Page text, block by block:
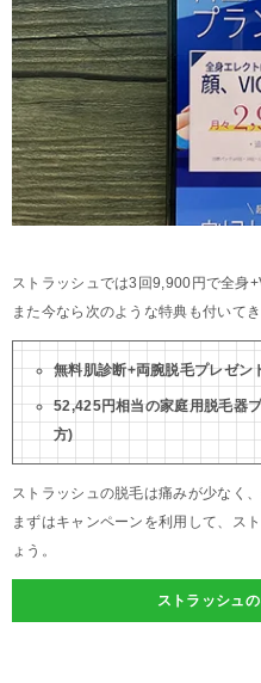
ストラッシュでは3回9,900円で全身
また今なら次のような特典も付いてき
無料肌診断+両腕脱毛プレゼン
52,425円相当の家庭用脱毛器
方)
ストラッシュの脱毛は痛みが少なく
まずはキャンペーンを利用して、ス
ょう。
ストラッシュ